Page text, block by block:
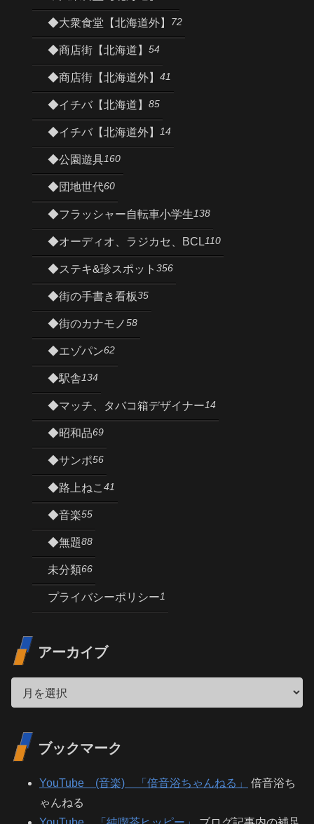
◆大衆食堂【北海道外】 72
◆商店街【北海道】 54
◆商店街【北海道外】 41
◆イチバ【北海道】 85
◆イチバ【北海道外】 14
◆公園遊具160
◆団地世代60
◆フラッシャー自転車小学生138
◆オーディオ、ラジカセ、BCL110
◆ステキ&珍スポット 356
◆街の手書き看板35
◆街のカナモノ58
◆エゾパン62
◆駅舎134
◆マッチ、タバコ箱デザイナー14
◆昭和品69
◆サンポ56
◆路上ねこ 41
◆音楽55
◆無題88
未分類66
プライバシーポリシー1
アーカイブ
ブックマーク
YouTube (音楽) 「倍音浴ちゃんねる」
倍音浴ち
ゃんねる